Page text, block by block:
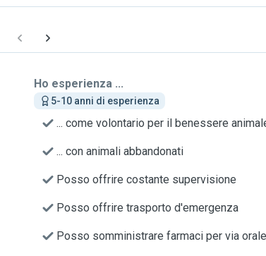
Ho esperienza ...
5-10 anni di esperienza
... come volontario per il benessere
... con animali abbandonati
Posso offrire costante supervisione
Posso offrire trasporto d'emergenza
Posso somministrare farmaci per via orale